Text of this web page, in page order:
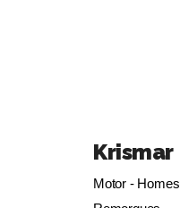
Krismar
Motor - Homes